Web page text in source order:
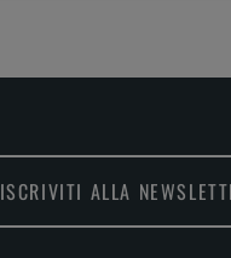
ISCRIVITI ALLA